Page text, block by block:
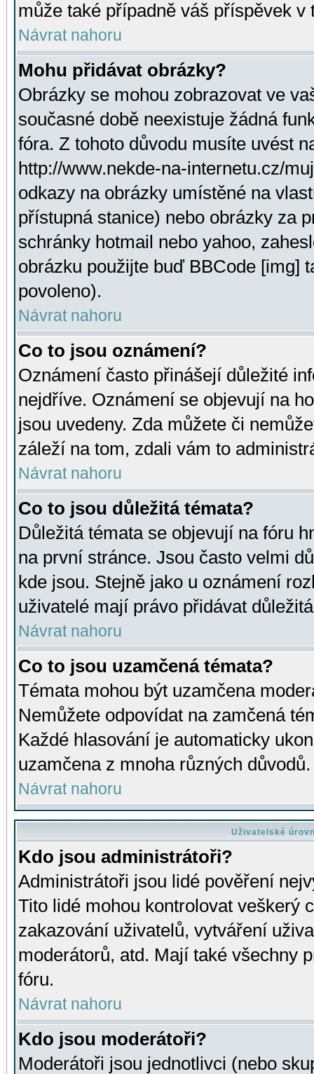
může také případně váš příspěvek v
Návrat nahoru
Mohu přidávat obrázky?
Obrázky se mohou zobrazovat ve
současné době neexistuje žádná
fóra. Z tohoto důvodu musíte uvést
http://www.nekde-na-internetu.cz/
odkazy na obrázky umístěné na
přístupná stanice) nebo obrázky za
schránky hotmail nebo yahoo,
obrázku použijte buď BBCode [img]
povoleno).
Návrat nahoru
Co to jsou oznámení?
Oznámení často přinášejí důležité
nejdříve. Oznámení se objevují na
jsou uvedeny. Zda můžete či
záleží na tom, zdali vám to
Návrat nahoru
Co to jsou důležitá témata?
Důležitá témata se objevují na fóru
na první stránce. Jsou často velmi
kde jsou. Stejně jako u oznámení
uživatelé mají právo přidávat
Návrat nahoru
Co to jsou uzamčená témata?
Témata mohou být uzamčena
Nemůžete odpovídat na zamčená
Každé hlasování je automaticky
uzamčena z mnoha různých důvodů.
Návrat nahoru
Uživatelské
Kdo jsou administrátoři?
Administrátoři jsou lidé pověření
Tito lidé mohou kontrolovat veškerý
zakazování uživatelů, vytváření
moderátorů, atd. Mají také všechny
fóru.
Návrat nahoru
Kdo jsou moderátoři?
Moderátoři jsou jednotlivci (nebo